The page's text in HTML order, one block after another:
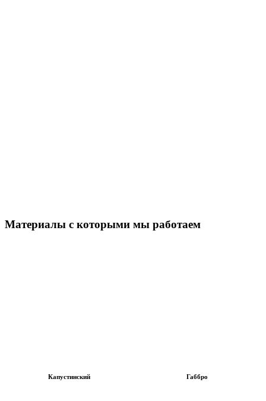
Материалы с которыми мы работаем
Капустинский Габбро